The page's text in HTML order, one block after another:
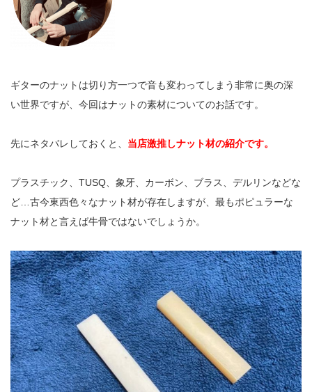
ギターのナットは切り方一つで音も変わってしまう非常に奥の深
い世界ですが、今回はナットの素材についてのお話です。
先にネタバレしておくと、 当店激推しナット材の紹介です。
プラスチック、TUSQ、象牙、カーボン、ブラス、デルリンなどな
ど…古今東西色々なナット材が存在しますが、最もポピュラーな
ナット材と言えば牛骨ではないでしょうか。